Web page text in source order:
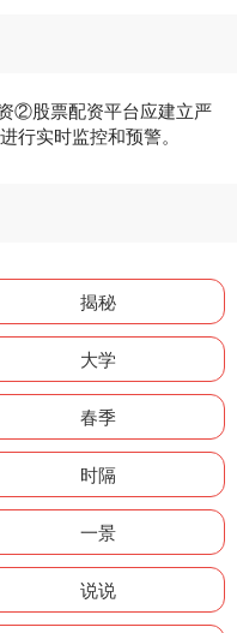
②股票配资平台应建立严
行实时监控和预警。
揭秘
大学
春季
时隔
一景
说说